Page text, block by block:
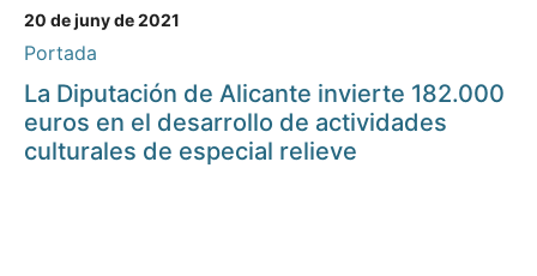
20 de juny de 2021
Portada
La Diputación de Alicante invierte 182.000
euros en el desarrollo de actividades
culturales de especial relieve